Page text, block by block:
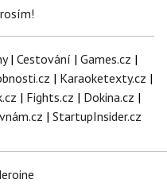
| Cestování | Games.cz |
| Karaoketexty.cz |
| Fights.cz | Dokina.cz |
| StartupInsider.cz